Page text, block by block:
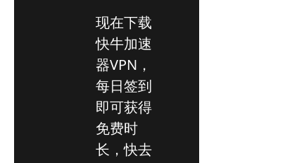
现在下载
快牛加速
器VPN，
每日签到
即可获得
免费时
长，快去